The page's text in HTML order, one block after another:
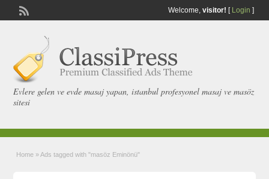
Welcome, visitor! [ Login ]
Evlere gelen ve evde masaj yapan, istanbul profesyonel masaj ve masöz
sitesi
Home » Ads tagged with "masöz Eminönü"